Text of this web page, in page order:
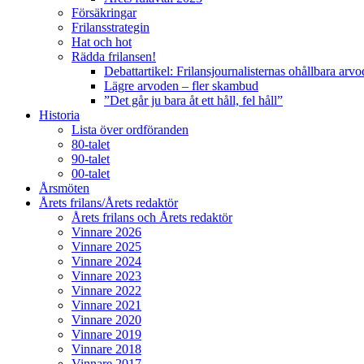
Försäkringar
Frilansstrategin
Hat och hot
Rädda frilansen!
Debattartikel: Frilansjournalisternas ohållbara
Lägre arvoden – fler skambud
”Det går ju bara åt ett håll, fel håll”
Historia
Lista över ordföranden
80-talet
90-talet
00-talet
Årsmöten
Årets frilans/Årets redaktör
Årets frilans och Årets redaktör
Vinnare 2026
Vinnare 2025
Vinnare 2024
Vinnare 2023
Vinnare 2022
Vinnare 2021
Vinnare 2020
Vinnare 2019
Vinnare 2018